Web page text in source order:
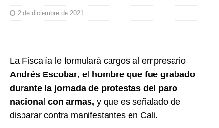
2 de diciembre de 2021
La Fiscalía le formulará cargos al empresario
Andrés Escobar, el hombre que fue grabado
durante la jornada de protestas del paro
nacional con armas, y que es señalado de
disparar contra manifestantes en Cali.